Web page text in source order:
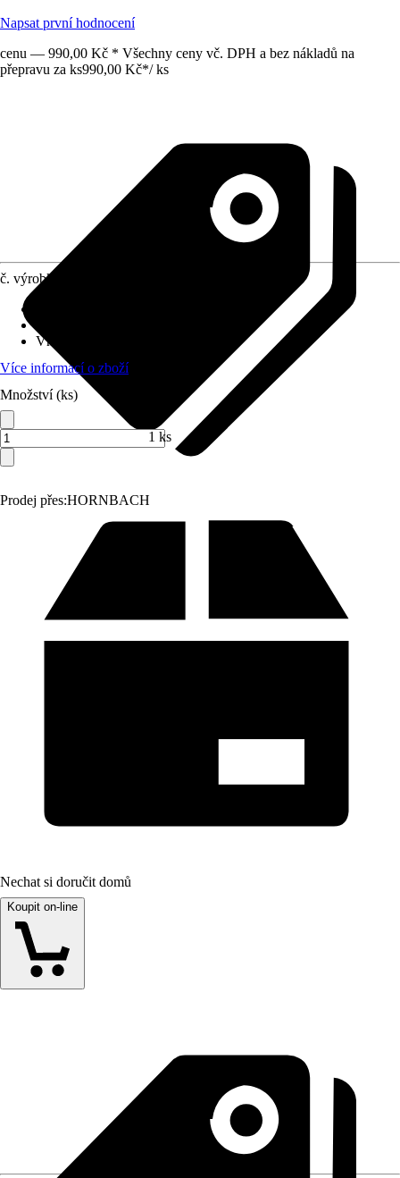
Napsat první hodnocení
cenu — 990,00 Kč * Všechny ceny vč. DPH a bez nákladů na
přepravu za ks990,00 Kč*/ ks
Prodej přes:HORNBACH
č. výrobku
Vhodné pro
Více informací o zboží
Množství (ks)
1 ks
Nechat si doručit domů
Koupit on-line